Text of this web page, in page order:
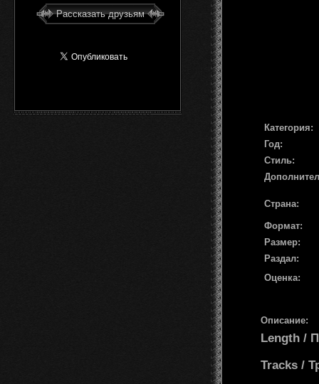
Рассказать друзьям
Категория:
Год:
Стиль:
Страна:
Формат:
Размер:
Раздал:
Оценка:
Описание:
Length /
Tracks /